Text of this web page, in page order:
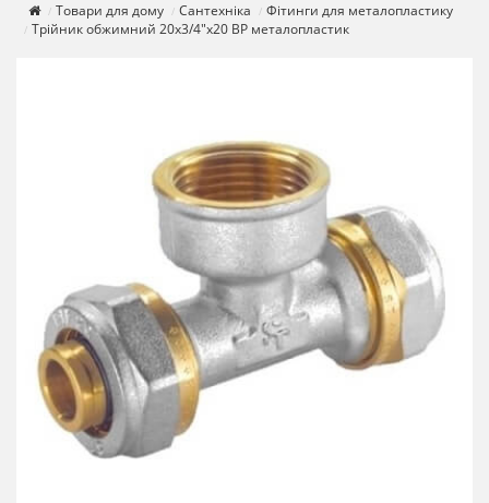
Товари для дому Сантехніка
Фітинги для металопластику
Трійник обжимний 20х3/4"х20 ВР металопластик